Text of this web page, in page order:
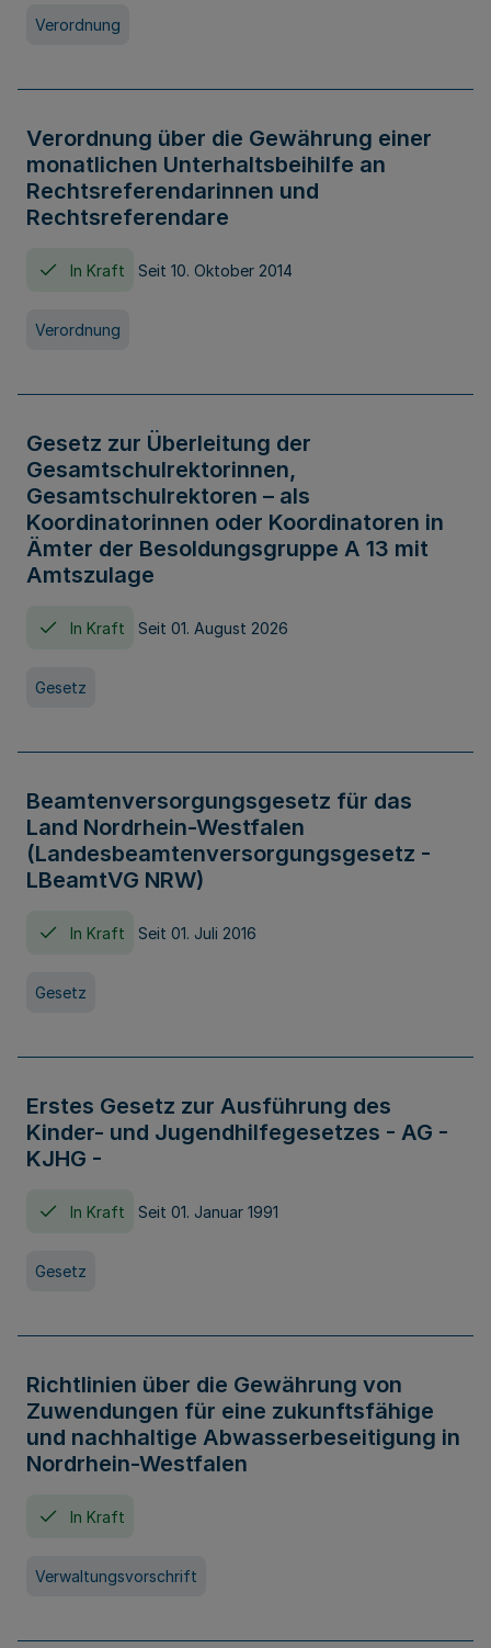
Verordnung
Verordnung über die Gewährung einer
monatlichen Unterhaltsbeihilfe an
Rechtsreferendarinnen und
Rechtsreferendare
In Kraft Seit 10. Oktober 2014
Verordnung
Gesetz zur Überleitung der
Gesamtschulrektorinnen,
Gesamtschulrektoren – als
Koordinatorinnen oder Koordinatoren in
Ämter der Besoldungsgruppe A 13 mit
Amtszulage
In Kraft Seit 01. August 2026
Gesetz
Beamtenversorgungsgesetz für das
Land Nordrhein-Westfalen
(Landesbeamtenversorgungsgesetz -
LBeamtVG NRW)
In Kraft Seit 01. Juli 2016
Gesetz
Erstes Gesetz zur Ausführung des
Kinder- und Jugendhilfegesetzes - AG -
KJHG -
In Kraft Seit 01. Januar 1991
Gesetz
Richtlinien über die Gewährung von
Zuwendungen für eine zukunftsfähige
und nachhaltige Abwasserbeseitigung in
Nordrhein-Westfalen
In Kraft
Verwaltungsvorschrift